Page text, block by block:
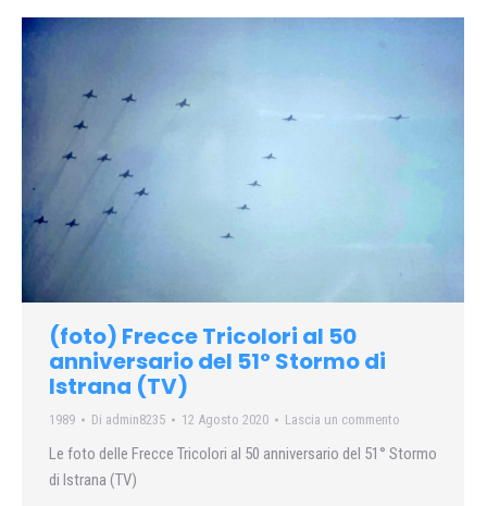
(foto) Frecce Tricolori al 50
anniversario del 51° Stormo di
Istrana (TV)
1989 Di admin8235 12 Agosto 2020 Lascia un commento
Le foto delle Frecce Tricolori al 50 anniversario del 51° Stormo
di Istrana (TV)